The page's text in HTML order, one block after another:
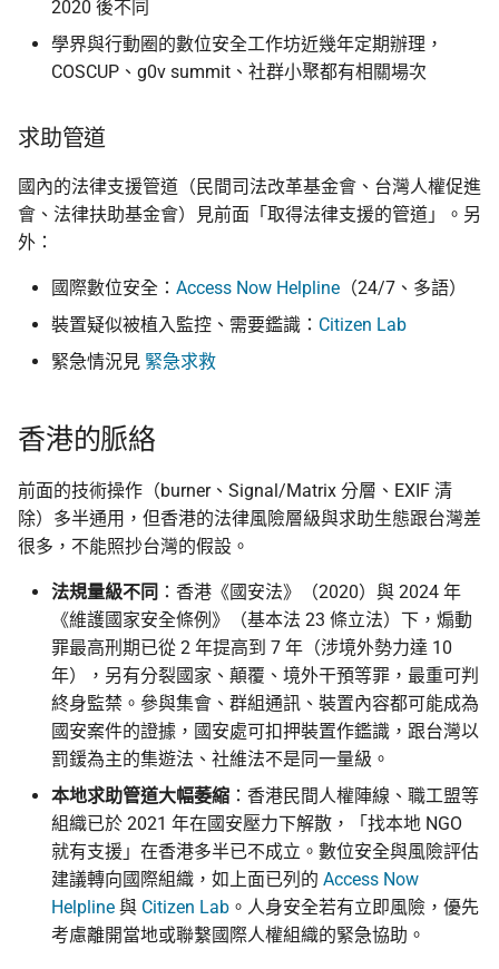
2020 後不同
學界與行動圈的數位安全工作坊近幾年定期辦理，
COSCUP、g0v summit、社群小聚都有相關場次
求助管道
國內的法律支援管道（民間司法改革基金會、台灣人權促進
會、法律扶助基金會）見前面「取得法律支援的管道」。另
外：
國際數位安全： Access Now Helpline （24/7、多語）
裝置疑似被植入監控、需要鑑識： Citizen Lab
緊急情況見 緊急求救
香港的脈絡
前面的技術操作（burner、Signal/Matrix 分層、EXIF 清
除）多半通用，但香港的法律風險層級與求助生態跟台灣差
很多，不能照抄台灣的假設。
法規量級不同 ：香港《國安法》（2020）與 2024 年
《維護國家安全條例》（基本法 23 條立法）下，煽動
罪最高刑期已從 2 年提高到 7 年（涉境外勢力達 10
年），另有分裂國家、顛覆、境外干預等罪，最重可判
終身監禁。參與集會、群組通訊、裝置內容都可能成為
國安案件的證據，國安處可扣押裝置作鑑識，跟台灣以
罰鍰為主的集遊法、社維法不是同一量級。
本地求助管道大幅萎縮 ：香港民間人權陣線、職工盟等
組織已於 2021 年在國安壓力下解散，「找本地 NGO
就有支援」在香港多半已不成立。數位安全與風險評估
建議轉向國際組織，如上面已列的 Access Now
Helpline 與 Citizen Lab 。人身安全若有立即風險，優先
考慮離開當地或聯繫國際人權組織的緊急協助。